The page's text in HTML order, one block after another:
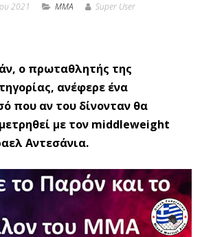
2021 MMA Super User
ο πρωταθλητής της
ανέφερε ένα
που αν του δίνονταν θα
με τον middleweight
Αντεσάνια.